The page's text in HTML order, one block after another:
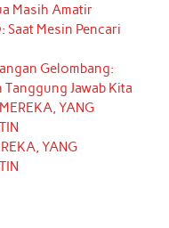
u
e
Masih Amatir
Saat Mesin Pencari
Gelombang:
Jawab Kita
YANG
YANG